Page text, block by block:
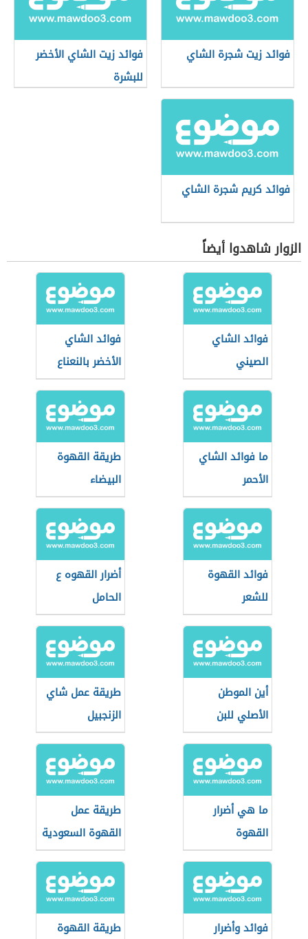
فوائد زيت شجرة الشاي
فوائد زيت الشاي الأخضر
للبشرة
فوائد كريم شجرة الشاي
الزوار شاهدوا أيضاً
فوائد الشاي
الصيني
فوائد الشاي
الأخضر بالنعناع
ما فوائد الشاي
الأحمر
طريقة القهوة
البيضاء
فوائد القهوة
للشعر
أضرار القهوه ع
الحامل
أين الموطن
الأصلي للبن
طريقة عمل شاي
الزنجبيل
ما هي أضرار
القهوة
طريقة عمل
القهوة السعودية
فوائد وأضرار
طريقة القهوة